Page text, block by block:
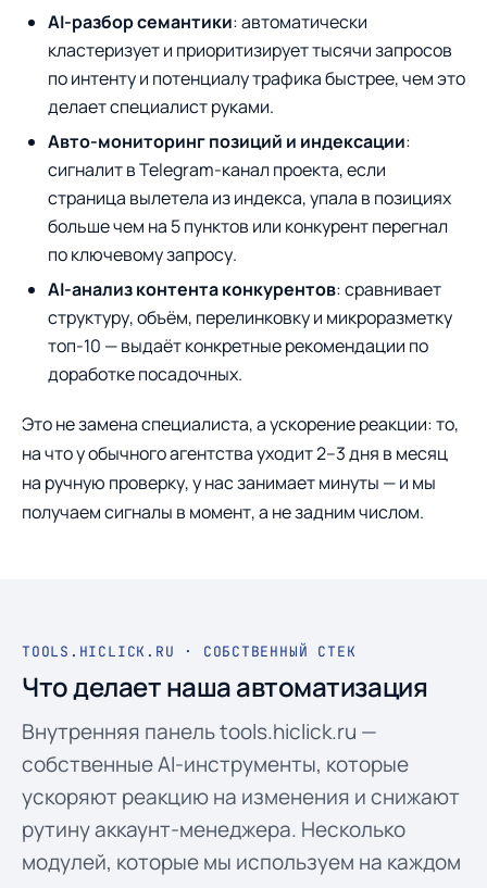
AI-разбор семантики: автоматически
кластеризует и приоритизирует тысячи запросов
по интенту и потенциалу трафика быстрее, чем это
делает специалист руками.
Авто-мониторинг позиций и индексации:
сигналит в Telegram-канал проекта, если
страница вылетела из индекса, упала в позициях
больше чем на 5 пунктов или конкурент перегнал
по ключевому запросу.
AI-анализ контента конкурентов: сравнивает
структуру, объём, перелинковку и микроразметку
топ-10 — выдаёт конкретные рекомендации по
доработке посадочных.
Это не замена специалиста, а ускорение реакции: то,
на что у обычного агентства уходит 2–3 дня в месяц
на ручную проверку, у нас занимает минуты — и мы
получаем сигналы в момент, а не задним числом.
TOOLS.HICLICK.RU · СОБСТВЕННЫЙ СТЕК
Что делает наша автоматизация
Внутренняя панель tools.hiclick.ru —
собственные AI-инструменты, которые
ускоряют реакцию на изменения и снижают
рутину аккаунт-менеджера. Несколько
модулей, которые мы используем на каждом